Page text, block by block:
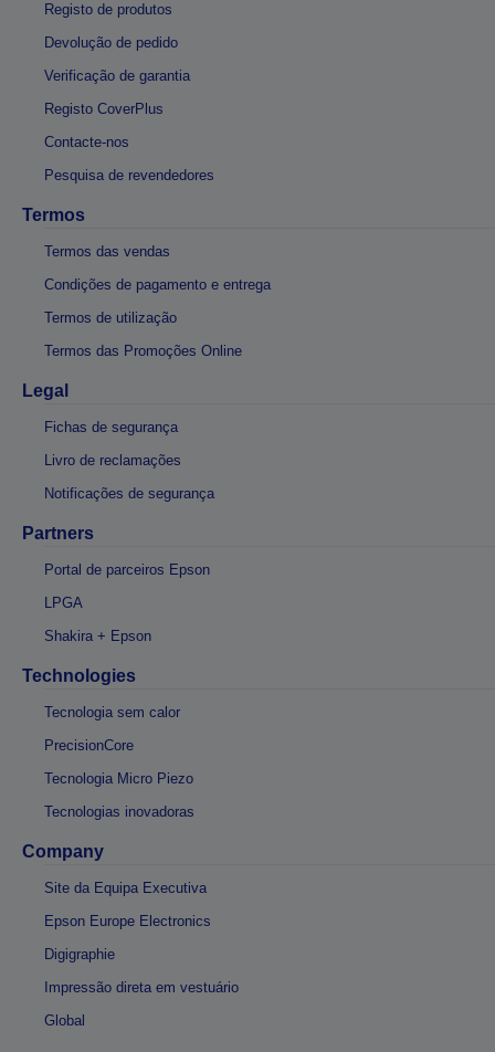
Registo de produtos
Devolução de pedido
Verificação de garantia
Registo CoverPlus
Contacte-nos
Pesquisa de revendedores
Termos
Termos das vendas
Condições de pagamento e entrega
Termos de utilização
Termos das Promoções Online
Legal
Fichas de segurança
Livro de reclamações
Notificações de segurança
Partners
Portal de parceiros Epson
LPGA
Shakira + Epson
Technologies
Tecnologia sem calor
PrecisionCore
Tecnologia Micro Piezo
Tecnologias inovadoras
Company
Site da Equipa Executiva
Epson Europe Electronics
Digigraphie
Impressão direta em vestuário
Global